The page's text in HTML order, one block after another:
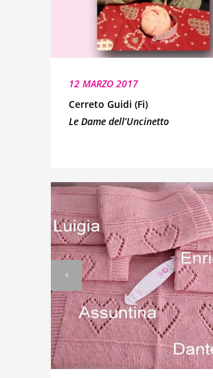
12 MARZO 2017
Cerreto Guidi (Fi)
Le Dame dell’Uncinetto